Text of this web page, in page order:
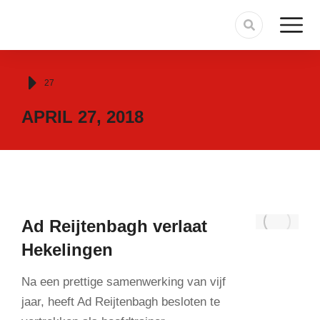
Je bent hier:
27
APRIL 27, 2018
Ad Reijtenbagh verlaat
Hekelingen
Na een prettige samenwerking van vijf
jaar, heeft Ad Reijtenbagh besloten te